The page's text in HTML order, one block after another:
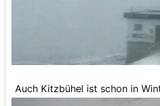
Auch Kitzbühel ist schon in